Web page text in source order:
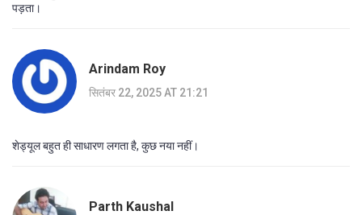
पड़ता।
Arindam Roy
सितंबर 22, 2025 AT 21:21
शेड्यूल बहुत ही साधारण लगता है, कुछ नया नहीं।
Parth Kaushal